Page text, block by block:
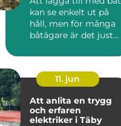
kan se enkelt ut på
håll, men för många
båtägare är det just
11. jun
Att anlita en trygg
och erfaren
elektriker i Täby